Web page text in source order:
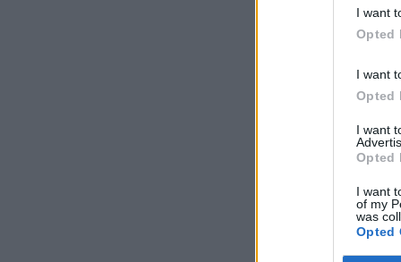
I want
Opted
I want
Opted
I want
Opted
I want
of my
was
Opted